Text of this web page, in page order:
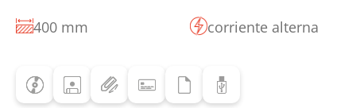
400 mm corriente alterna